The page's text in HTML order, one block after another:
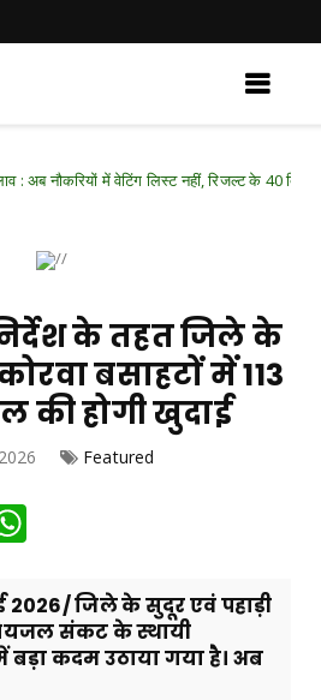
में वेटिंग लिस्ट नहीं, रिजल्ट के 40 दिन के भीतर मिलेगा
के तहत जिले के
बसाहटों में 113
की होगी खुदाई
Featured
2026/ जिले के सुदूर एवं पहाड़ी
संकट के स्थायी
बड़ा कदम उठाया गया है। अब